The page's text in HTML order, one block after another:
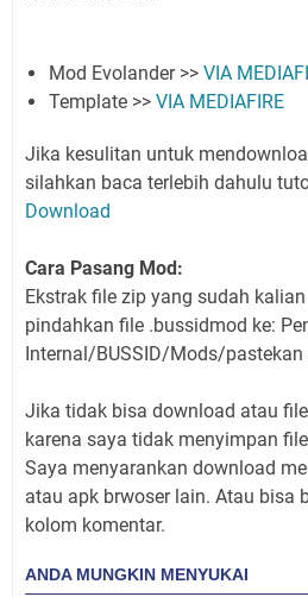
Mod Evolander >> VIA
Template >> VIA MEDIAFIRE
Jika kesulitan untuk
silahkan baca terlebih dahulu
Download
Cara Pasang Mod:
Ekstrak file zip yang sudah
pindahkan file .bussidmod ke:
Internal/BUSSID/Mods/
Jika tidak bisa download atau
karena saya tidak menyimpan
Saya menyarankan download
atau apk brwoser lain. Atau bisa
kolom komentar.